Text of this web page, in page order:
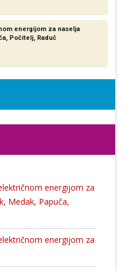
energijom za naselja
Počitelj, Raduč
energijom za
Medak, Papuča,
energijom za